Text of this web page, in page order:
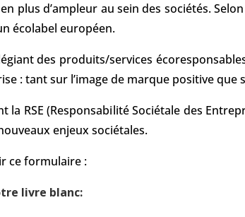
plus d’ampleur au sein des sociétés.
écolabel européen.
des produits/services
: tant sur l’image de marque positive
RSE (Responsabilité Sociétale des
enjeux sociétales.
ce formulaire :
livre blanc: